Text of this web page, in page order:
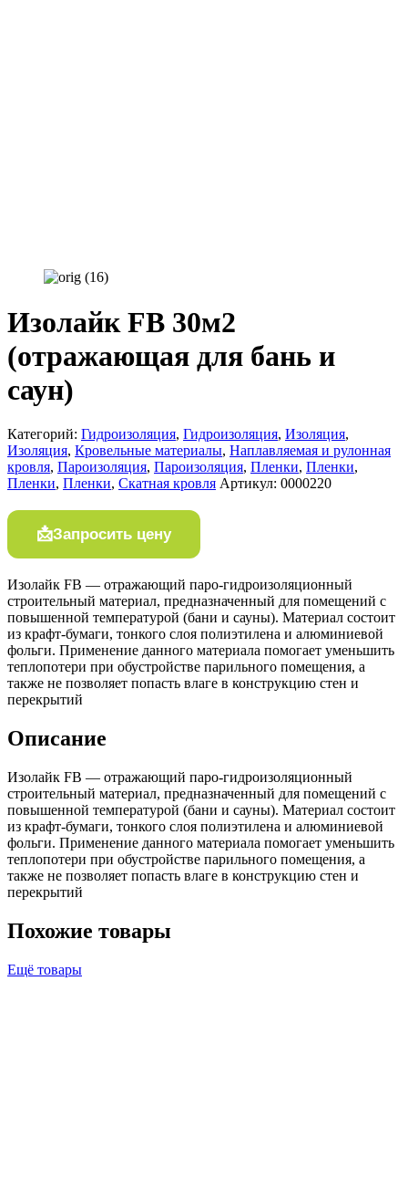
Изолайк FB 30м2
(отражающая для бань и
саун)
Категорий: Гидроизоляция, Гидроизоляция, Изоляция,
Изоляция, Кровельные материалы, Наплавляемая и рулонная
кровля, Пароизоляция, Пароизоляция, Пленки, Пленки,
Пленки, Пленки, Скатная кровля Артикул: 0000220
Запросить цену
Изолайк FB — отражающий паро-гидроизоляционный
строительный материал, предназначенный для помещений с
повышенной температурой (бани и сауны). Материал состоит
из крафт-бумаги, тонкого слоя полиэтилена и алюминиевой
фольги. Применение данного материала помогает уменьшить
теплопотери при обустройстве парильного помещения, а
также не позволяет попасть влаге в конструкцию стен и
перекрытий
Описание
Изолайк FB — отражающий паро-гидроизоляционный
строительный материал, предназначенный для помещений с
повышенной температурой (бани и сауны). Материал состоит
из крафт-бумаги, тонкого слоя полиэтилена и алюминиевой
фольги. Применение данного материала помогает уменьшить
теплопотери при обустройстве парильного помещения, а
также не позволяет попасть влаге в конструкцию стен и
перекрытий
Похожие товары
Ещё товары